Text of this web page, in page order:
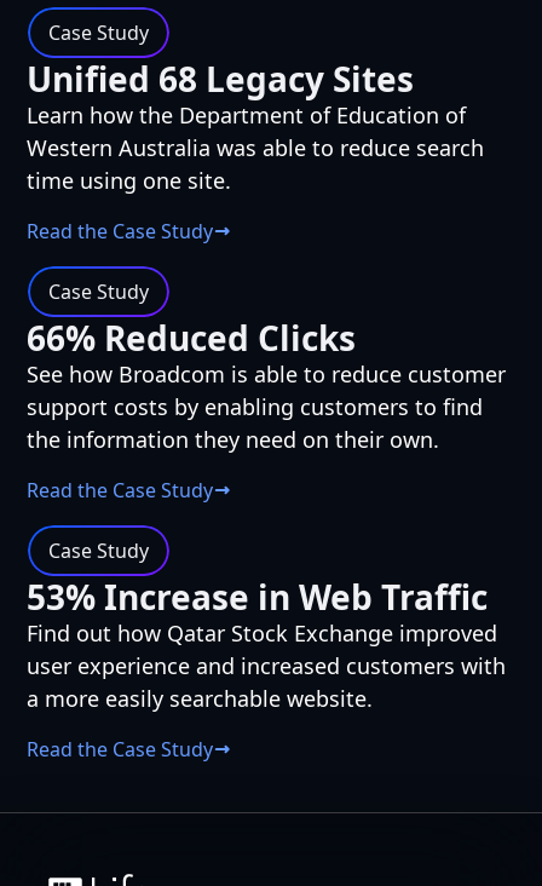
Case Study
Unified 68 Legacy Sites
Learn how the Department of Education of
Western Australia was able to reduce search
time using one site.
Read the Case Study
Case Study
66% Reduced Clicks
See how Broadcom is able to reduce customer
support costs by enabling customers to find
the information they need on their own.
Read the Case Study
Case Study
53% Increase in Web Traffic
Find out how Qatar Stock Exchange improved
user experience and increased customers with
a more easily searchable website.
Read the Case Study